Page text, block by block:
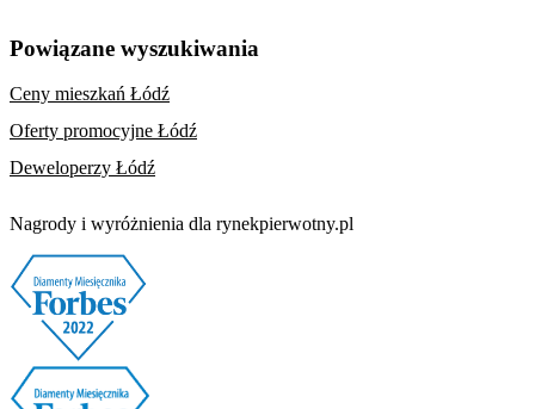
Powiązane wyszukiwania
Ceny mieszkań Łódź
Oferty promocyjne Łódź
Deweloperzy Łódź
Nagrody i wyróżnienia dla rynekpierwotny.pl